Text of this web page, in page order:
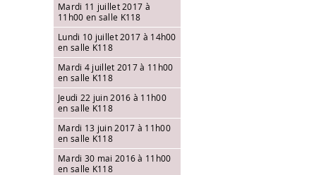
Mardi 11 juillet 2017 à
11h00 en salle K118
Lundi 10 juillet 2017 à 14h00
en salle K118
Mardi 4 juillet 2017 à 11h00
en salle K118
Jeudi 22 juin 2016 à 11h00
en salle K118
Mardi 13 juin 2017 à 11h00
en salle K118
Mardi 30 mai 2016 à 11h00
en salle K118